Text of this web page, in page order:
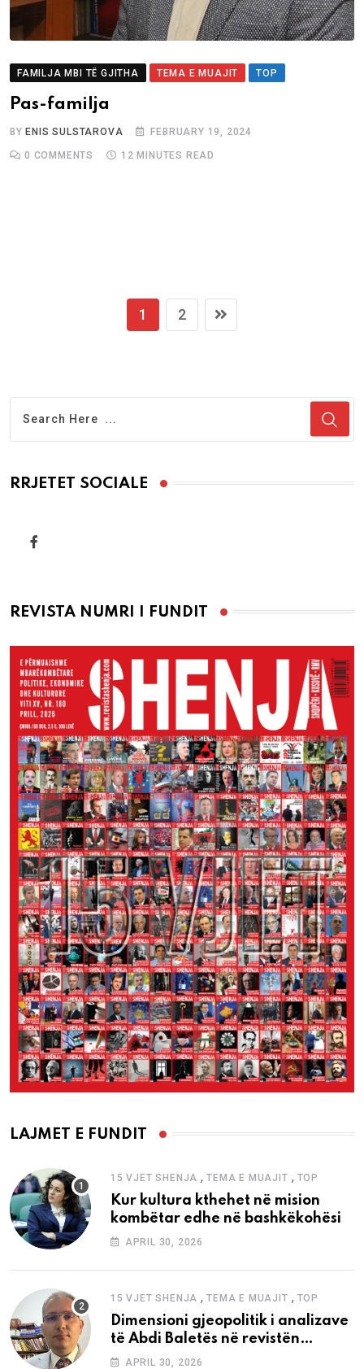
FAMILJA MBI TË GJITHA TEMA E MUAJIT TOP
Pas-familja
BYENIS SULSTAROVA FEBRUARY 19, 2024
0 COMMENTS 12 MINUTES READ
1 2
RRJETET SOCIALE
REVISTA NUMRI I FUNDIT
LAJMET E FUNDIT
15 VJET SHENJA ,TEMA E MUAJIT , TOP
Kur kultura kthehet në mision
kombëtar edhe në bashkëkohësi
APRIL 30, 2026
15 VJET SHENJA ,TEMA E MUAJIT , TOP
Dimensioni gjeopolitik i analizave
të Abdi Baletës në revistën
“Shenja”
APRIL 30, 2026